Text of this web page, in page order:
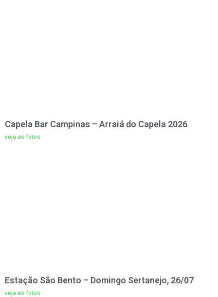
Capela Bar Campinas – Arraiá do Capela 2026
veja as fotos
Estação São Bento – Domingo Sertanejo, 26/07
veja as fotos